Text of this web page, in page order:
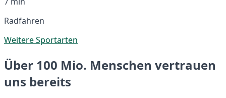
Radfahren
Weitere Sportarten
Über 100 Mio. Menschen vertrauen
uns bereits